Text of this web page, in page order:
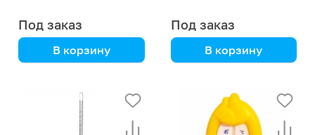
Под заказ
В корзину
Под заказ
В корзину